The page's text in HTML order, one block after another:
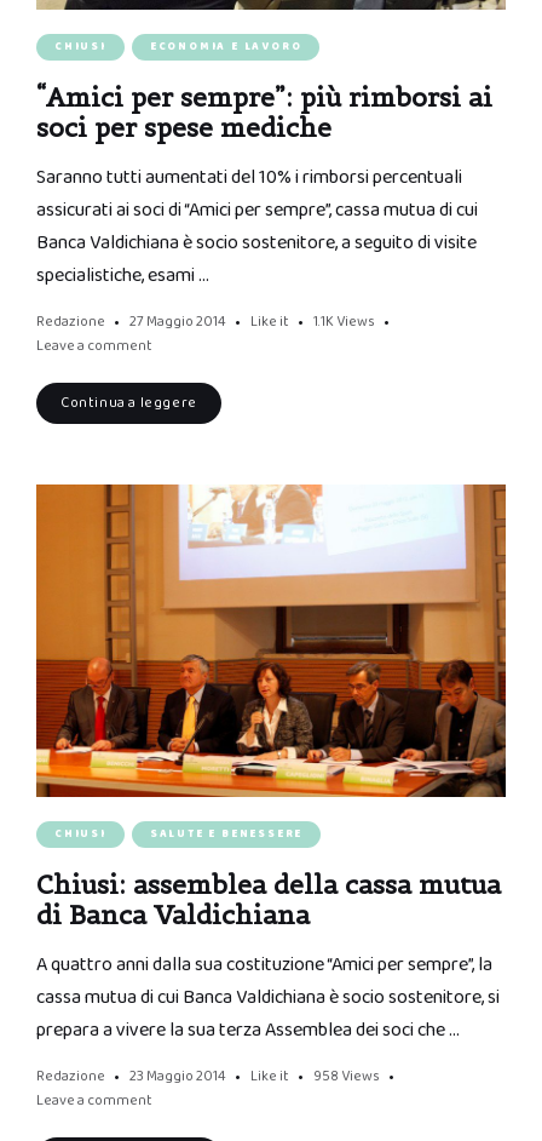
CHIUSI ECONOMIA E LAVORO
“Amici per sempre”: più rimborsi ai
soci per spese mediche
Saranno tutti aumentati del 10% i rimborsi percentuali
assicurati ai soci di “Amici per sempre”, cassa mutua di cui
Banca Valdichiana è socio sostenitore, a seguito di visite
specialistiche, esami …
Redazione 27 Maggio 2014 Like it 1.1K Views
Leave a comment
Continua a leggere
CHIUSI SALUTE E BENESSERE
Chiusi: assemblea della cassa mutua
di Banca Valdichiana
A quattro anni dalla sua costituzione “Amici per sempre”, la
cassa mutua di cui Banca Valdichiana è socio sostenitore, si
prepara a vivere la sua terza Assemblea dei soci che …
Redazione 23 Maggio 2014 Like it 958 Views
Leave a comment